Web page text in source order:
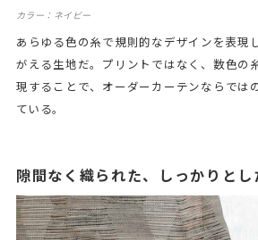
カラー：ネイビー
あらゆる色の糸で規則的なデザインを表現
がえる生地だ。プリントではなく、数色の
現することで、オーダーカーテンならでは
ている。
隙間なく織られた、しっかりとし